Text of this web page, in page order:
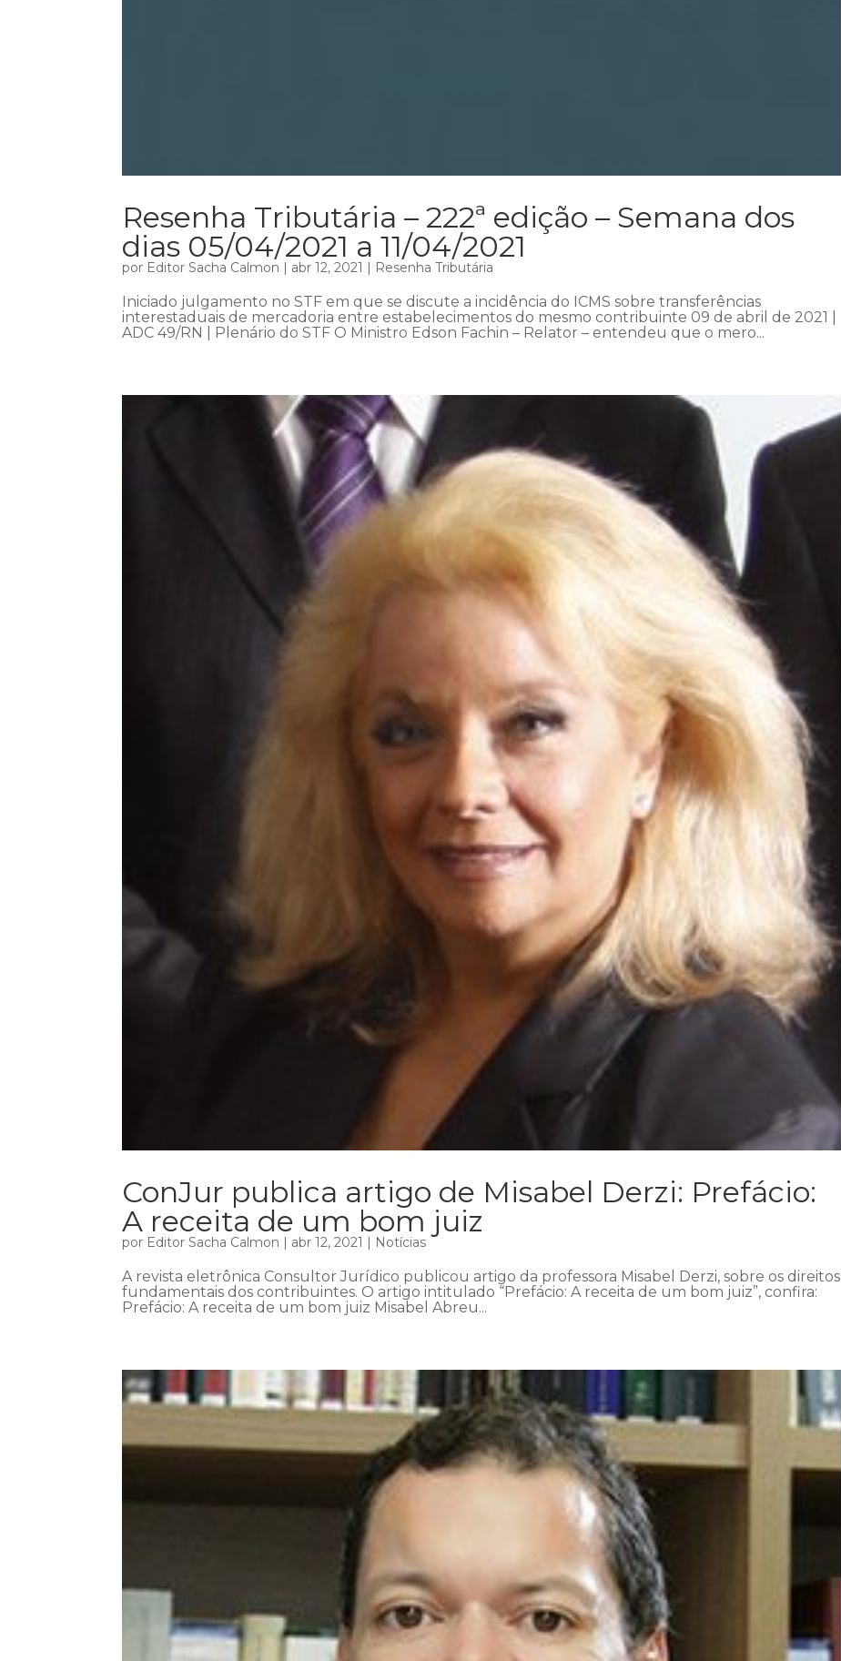
Resenha Tributária – 222ª edição – Semana dos
dias 05/04/2021 a 11/04/2021
por Editor Sacha Calmon | abr 12, 2021 | Resenha Tributária
Iniciado julgamento no STF em que se discute a incidência do ICMS sobre transferências
interestaduais de mercadoria entre estabelecimentos do mesmo contribuinte 09 de abril de 2021 |
ADC 49/RN | Plenário do STF O Ministro Edson Fachin – Relator – entendeu que o mero...
ConJur publica artigo de Misabel Derzi: Prefácio:
A receita de um bom juiz
por Editor Sacha Calmon | abr 12, 2021 | Notícias
A revista eletrônica Consultor Jurídico publicou artigo da professora Misabel Derzi, sobre os direitos
fundamentais dos contribuintes. O artigo intitulado “Prefácio: A receita de um bom juiz”, confira:
Prefácio: A receita de um bom juiz Misabel Abreu...